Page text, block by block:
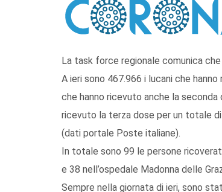
La task force regionale comunica
A ieri sono 467.966 i lucani che
che hanno ricevuto anche la
ricevuto la terza dose per un totale
(dati portale Poste italiane).
In totale sono 99 le persone
e 38 nell’ospedale Madonna delle
Sempre nella giornata di ieri, sono